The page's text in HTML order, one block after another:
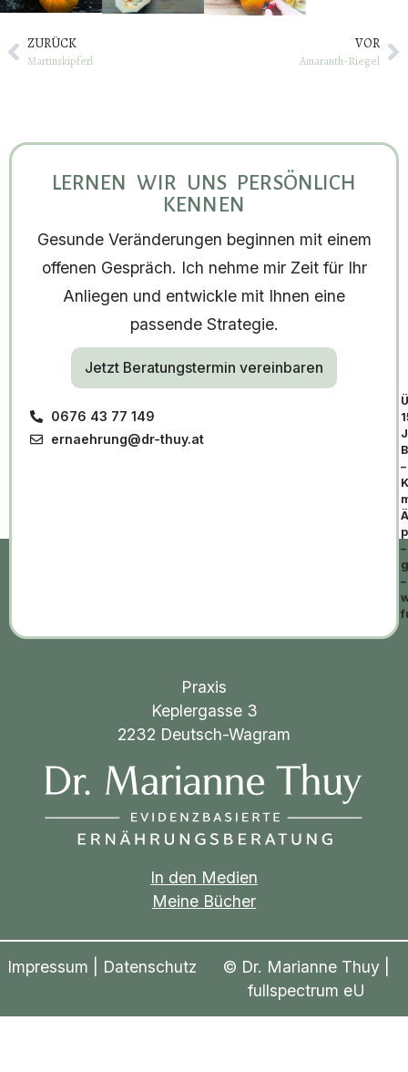
ZURÜCK
Martinskipferl
VOR
Amaranth-Riegel
LERNEN WIR UNS PERSÖNLICH
KENNEN
Gesunde Veränderungen beginnen mit einem
offenen Gespräch. Ich nehme mir Zeit für Ihr
Anliegen und entwickle mit Ihnen eine
passende Strategie.
Jetzt Beratungstermin vereinbaren
0676 43 77 149
ernaehrung@dr-thuy.at
–
–
–
Praxis
Keplergasse 3
2232 Deutsch-Wagram
In den Medien
Meine Bücher
Impressum Datenschutz
© Dr. Marianne Thuy |
fullspectrum eU